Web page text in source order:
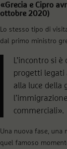
«Grecia e Cipro
ottobre 2020)
Lo stesso tipo di
dal primo ministro
L’incontro si
progetti legati
alla luce della
commerciali».
Una nuova fase, una
quel famoso